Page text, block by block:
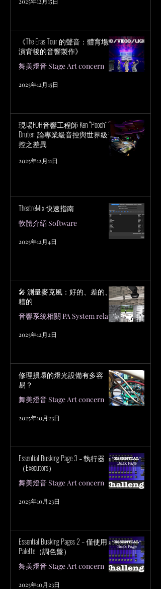
《The Eras Tour 的聲音：體育場巡
演背後的音響製作》
舞美燈音 Stage Art concern
2025年12月15日
現場FOH音響工程師 Ken “Pooch” Van
Druten: 論專業級音控與世界級音
控之差異
2025年12月11日
TheatreMix 快速指南
軟體介紹 Software
2025年12月4日
🎤 測量麥克風：好的、差的、
糟的
音響系統相關 PA System related
2025年12月2日
修理損壞的燈光設備有多容
易？
舞美燈音 Stage Art concern
2025年10月23日
Essential Busking Page 3 – 執行器
（Executors）
舞美燈音 Stage Art concern
2025年10月23日
Essential Busking Pages 2 – 僅使用
Palette（調色盤）
舞美燈音 Stage Art concern
2025年10月23日